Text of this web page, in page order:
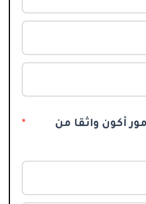
أكون واثقا من
*